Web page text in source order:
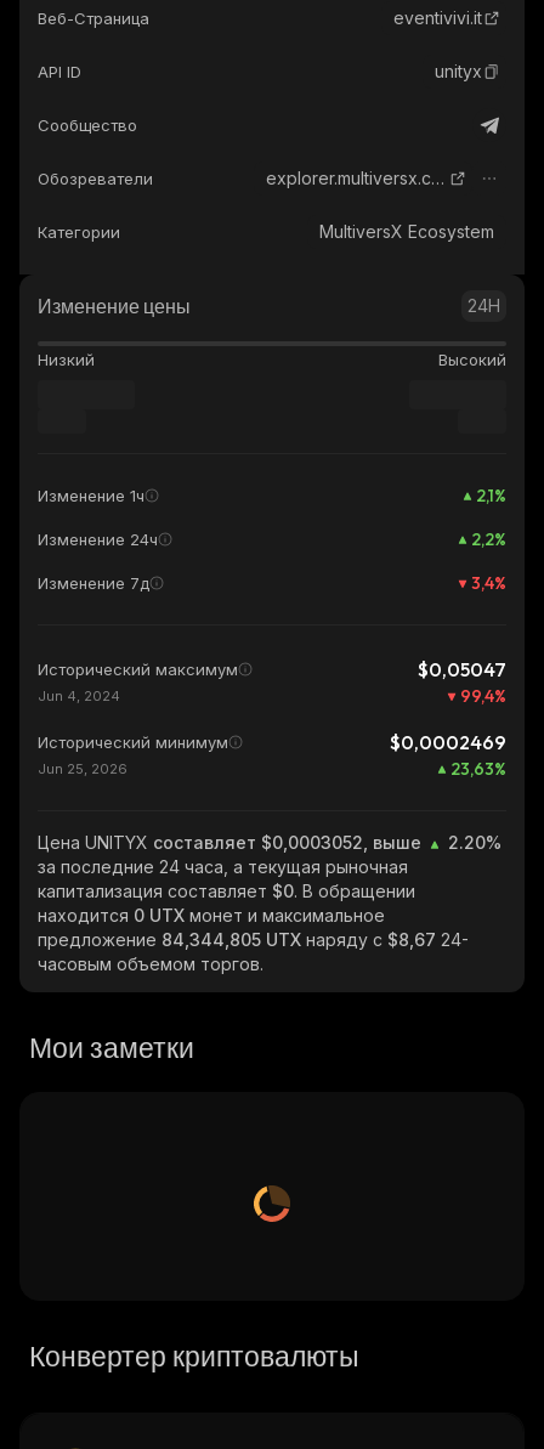
Веб-Страница eventivivi.it
API ID unityx
Сообщество
Обозреватели explorer.multiversx.com
Категории MultiversX Ecosystem
Изменение цены 24H
Низкий Высокий
Изменение 1ч 2,1%
Изменение 24ч 2,2%
Изменение 7д 3,4%
Исторический максимум $0,05047
Jun 4, 2024 99,4%
Исторический минимум $0,0002469
Jun 25, 2026 23,63%
Цена UNITYX составляет $0,0003052, выше
2.20%
за последние 24 часа, а текущая рыночная
капитализация составляет $0. В обращении
находится 0 UTX монет и максимальное
предложение 84,344,805 UTX наряду с $8,67 24-
часовым объемом торгов.
Мои заметки
Конвертер криптовалюты